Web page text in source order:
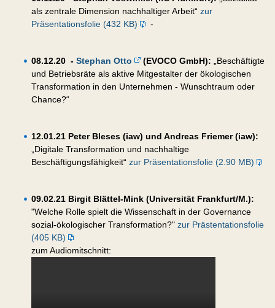
als zentrale Dimension nachhaltiger Arbeit“ zur
Präsentationsfolie (432 KB)
-
08.12.20 - Stephan Otto (EVOCO GmbH): „Beschäftigte
und Betriebsräte als aktive Mitgestalter der ökologischen
Transformation in den Unternehmen - Wunschtraum oder
Chance?“
12.01.21 Peter Bleses (iaw) und Andreas Friemer (iaw):
„Digitale Transformation und nachhaltige
Beschäftigungsfähigkeit“ zur Präsentationsfolie (2.90 MB)
09.02.21 Birgit Blättel-Mink (Universität Frankfurt/M.):
"Welche Rolle spielt die Wissenschaft in der Governance
sozial-ökologischer Transformation?" zur Prästentationsfolie
(405 KB)
zum Audiomitschnitt: